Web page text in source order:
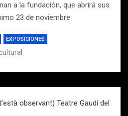
a la fundación, que abrirá sus
23 de noviembre.
EXPOSICIONES
observant) Teatre Gaudí del